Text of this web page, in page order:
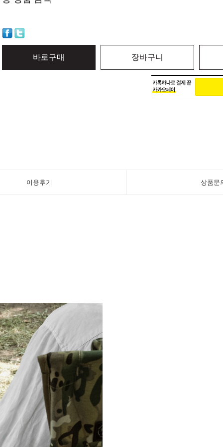
바로구매 장바구니
이용후기 상품문